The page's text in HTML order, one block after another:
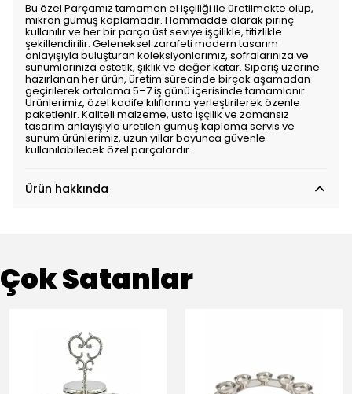
Bu özel Parçamız tamamen el işçiliği ile üretilmekte olup,
mikron gümüş kaplamadır. Hammadde olarak pirinç
kullanılır ve her bir parça üst seviye işçilikle, titizlikle
şekillendirilir. Geleneksel zarafeti modern tasarım
anlayışıyla buluşturan koleksiyonlarımız, sofralarınıza ve
sunumlarınıza estetik, şıklık ve değer katar. Sipariş üzerine
hazırlanan her ürün, üretim sürecinde birçok aşamadan
geçirilerek ortalama 5–7 iş günü içerisinde tamamlanır.
Ürünlerimiz, özel kadife kılıflarına yerleştirilerek özenle
paketlenir. Kaliteli malzeme, usta işçilik ve zamansız
tasarım anlayışıyla üretilen gümüş kaplama servis ve
sunum ürünlerimiz, uzun yıllar boyunca güvenle
kullanılabilecek özel parçalardır.
Ürün hakkında
Çok Satanlar